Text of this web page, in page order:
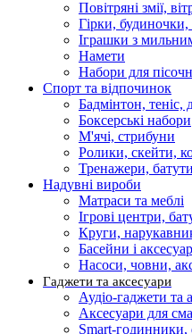
Повітряні змії,
Гірки, будиночки,
Іграшки з
Намети
Набори для
Спорт та відпочинок
Бадмінтон, теніс,
Боксерські набори
М'ячі, стрибуни
Ролики, скейти,
Тренажери,
Надувні вироби
Матраси та меблі
Ігрові центри,
Круги,
Басейни і
Насоси, човни,
Гаджети та аксесуари
Аудіо-гаджети та
Аксесуари для
Smart-годинники,